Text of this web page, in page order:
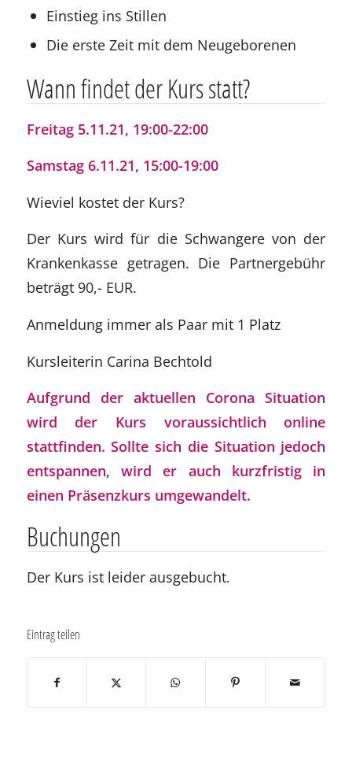
Einstieg ins Stillen
Die erste Zeit mit dem Neugeborenen
Wann findet der Kurs statt?
Freitag 5.11.21, 19:00-22:00
Samstag 6.11.21, 15:00-19:00
Wieviel kostet der Kurs?
Der Kurs wird für die Schwangere von der
Krankenkasse getragen. Die Partnergebühr
beträgt 90,- EUR.
Anmeldung immer als Paar mit 1 Platz
Kursleiterin Carina Bechtold
Aufgrund der aktuellen Corona Situation
wird der Kurs voraussichtlich online
stattfinden. Sollte sich die Situation jedoch
entspannen, wird er auch kurzfristig in
einen Präsenzkurs umgewandelt.
Buchungen
Der Kurs ist leider ausgebucht.
Eintrag teilen